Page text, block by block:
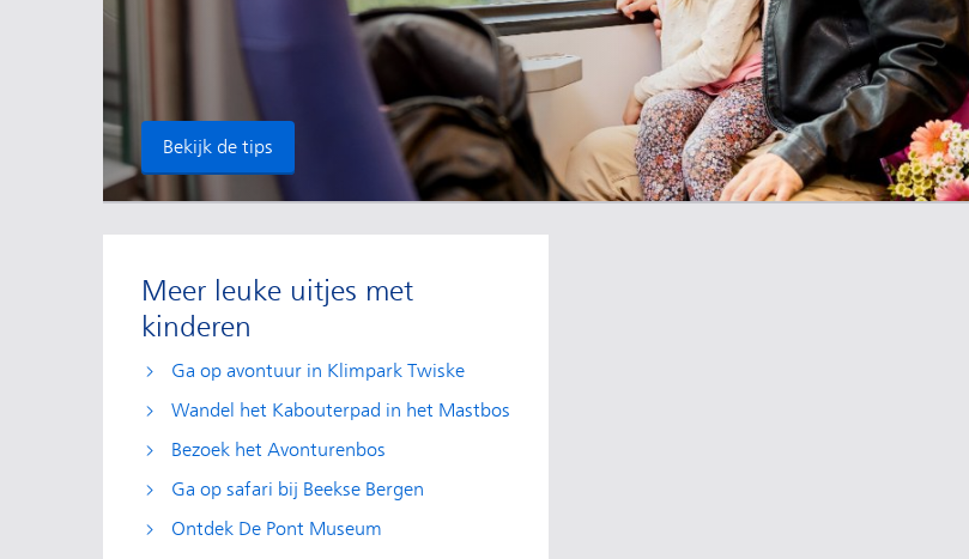
Bekijk de tips
Meer leuke uitjes met
kinderen
Ga op avontuur in Klimpark Twiske
Wandel het Kabouterpad in het Mastbos
Bezoek het Avonturenbos
Ga op safari bij Beekse Bergen
Ontdek De Pont Museum